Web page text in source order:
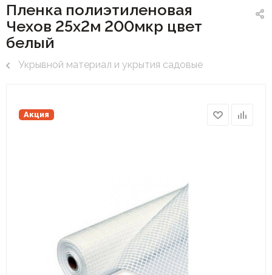
Пленка полиэтиленовая
Чехов 25х2м 200мкр цвет
белый
Укрывной материал и укрытия садовые
Акция